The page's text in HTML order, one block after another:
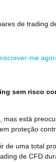
de trading
me
sem risco
está
proteção
de uma total
de CFD